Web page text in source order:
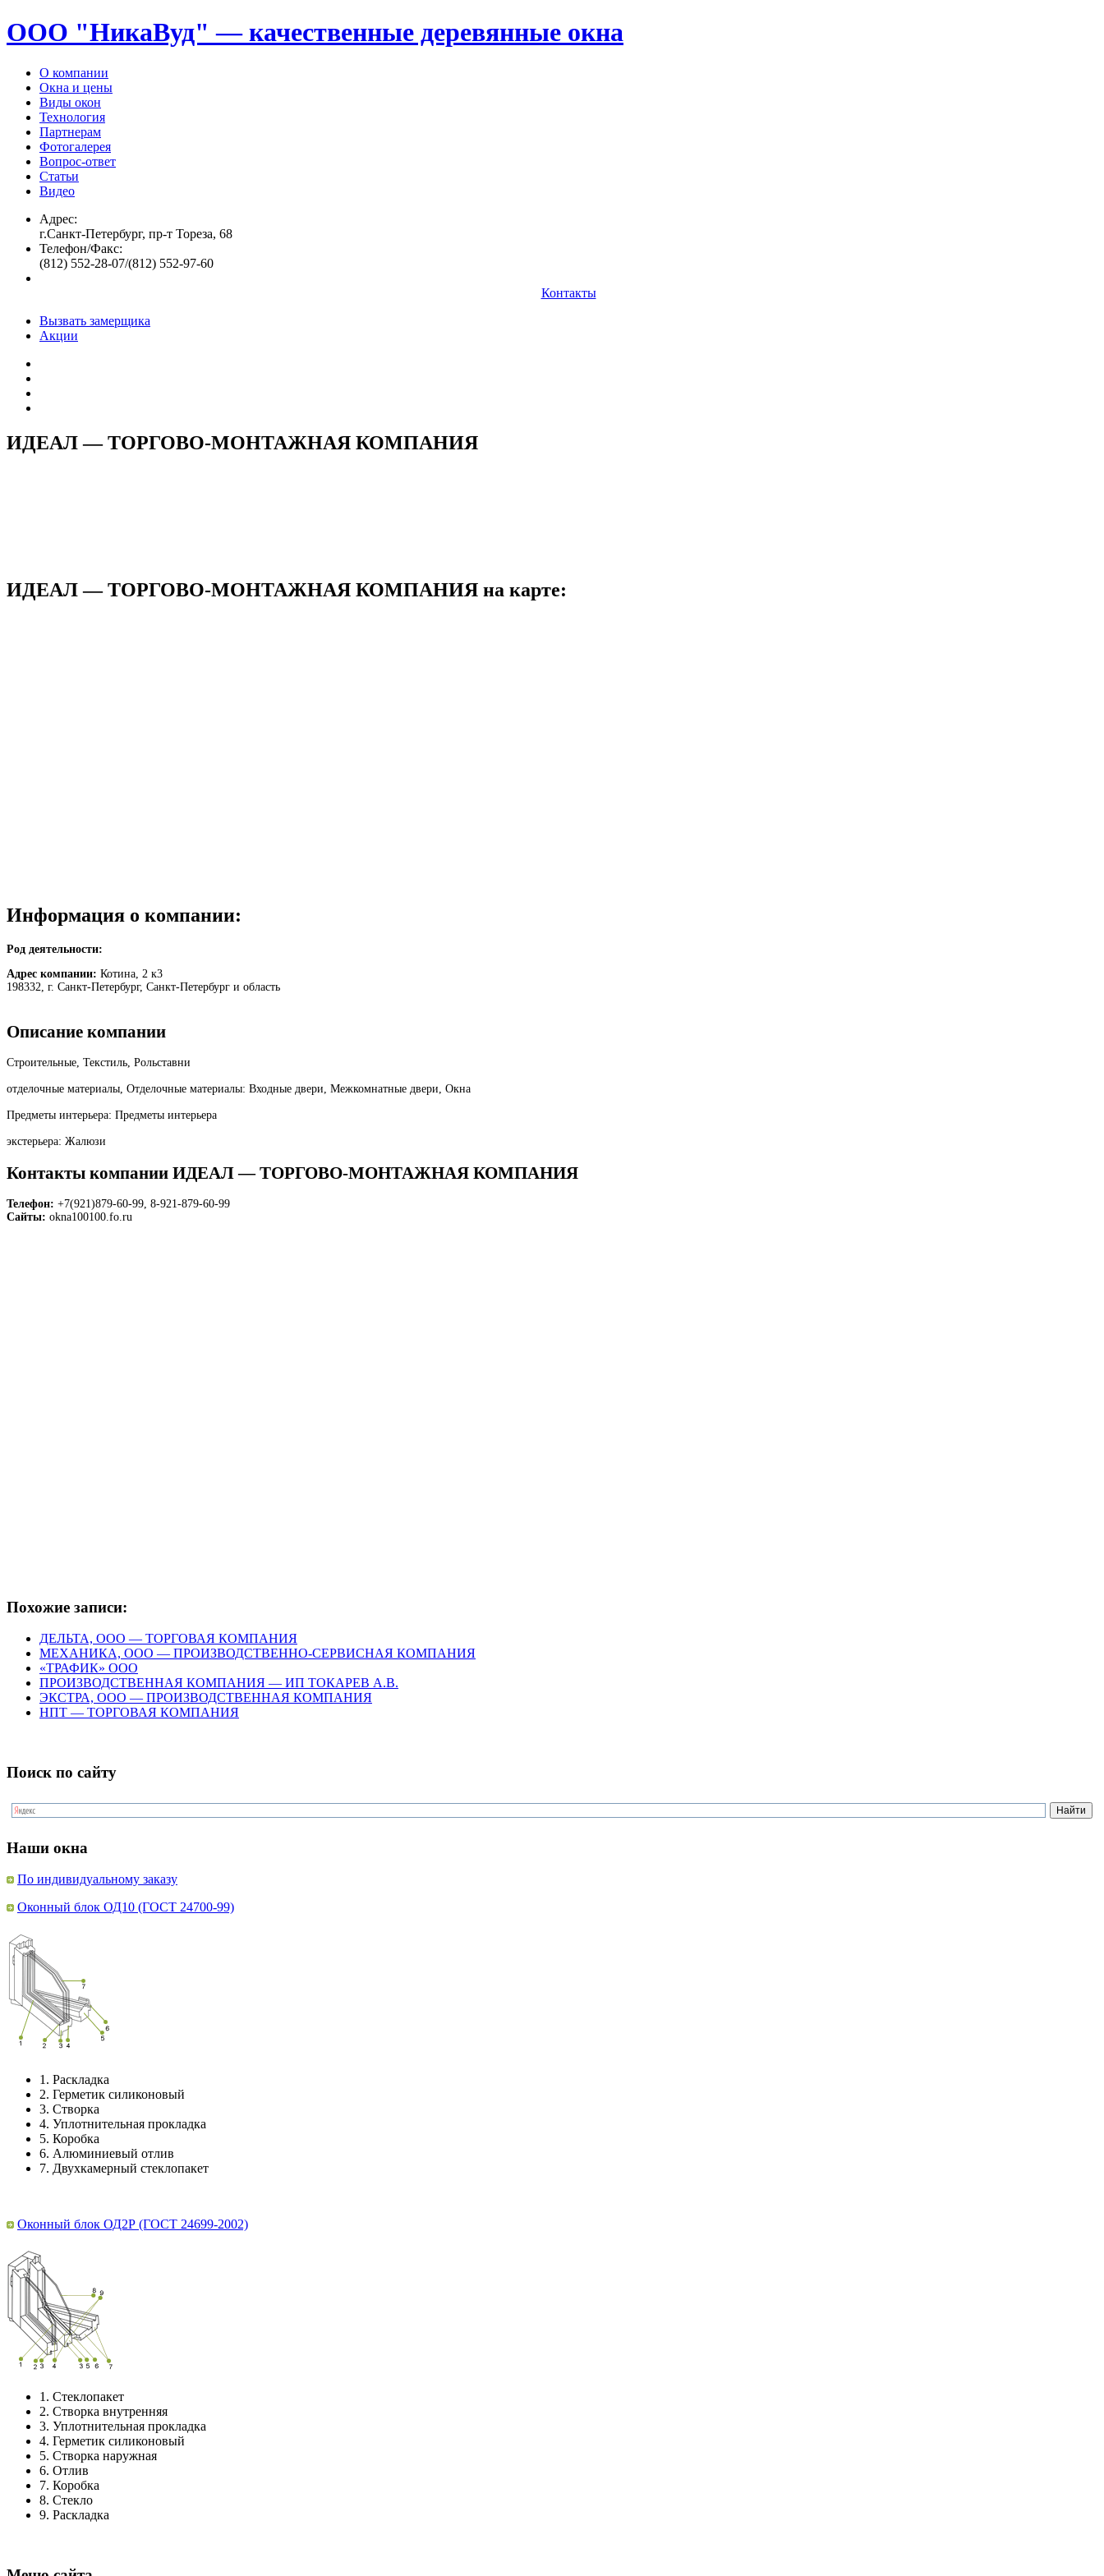
ООО "НикаВуд" — качественные деревянные окна
О компании
Окна и цены
Виды окон
Технология
Партнерам
Фотогалерея
Вопрос-ответ
Статьи
Видео
Адрес:
г.Санкт-Петербург, пр-т Тореза, 68
Телефон/Факс:
(812) 552-28-07/(812) 552-97-60
Контакты
Вызвать замерщика
Акции
ИДЕАЛ — ТОРГОВО-МОНТАЖНАЯ КОМПАНИЯ
ИДЕАЛ — ТОРГОВО-МОНТАЖНАЯ КОМПАНИЯ на карте:
Информация о компании:
Род деятельности:
Адрес компании: Котина, 2 к3
198332, г. Санкт-Петербург, Санкт-Петербург и область
Описание компании
Строительные, Текстиль, Рольставни
отделочные материалы, Отделочные материалы: Входные двери, Межкомнатные двери, Окна
Предметы интерьера: Предметы интерьера
экстерьера: Жалюзи
Контакты компании ИДЕАЛ — ТОРГОВО-МОНТАЖНАЯ КОМПАНИЯ
Телефон: +7(921)879-60-99, 8-921-879-60-99
Сайты: okna100100.fo.ru
Похожие записи:
ДЕЛЬТА, ООО — ТОРГОВАЯ КОМПАНИЯ
МЕХАНИКА, ООО — ПРОИЗВОДСТВЕННО-СЕРВИСНАЯ КОМПАНИЯ
«ТРАФИК» ООО
ПРОИЗВОДСТВЕННАЯ КОМПАНИЯ — ИП ТОКАРЕВ А.В.
ЭКСТРА, ООО — ПРОИЗВОДСТВЕННАЯ КОМПАНИЯ
НПТ — ТОРГОВАЯ КОМПАНИЯ
Поиск по сайту
Наши окна
По индивидуальному заказу
Оконный блок ОД10 (ГОСТ 24700-99)
1. Раскладка
2. Герметик силиконовый
3. Створка
4. Уплотнительная прокладка
5. Коробка
6. Алюминиевый отлив
7. Двухкамерный стеклопакет
Оконный блок ОД2Р (ГОСТ 24699-2002)
1. Стеклопакет
2. Створка внутренняя
3. Уплотнительная прокладка
4. Герметик силиконовый
5. Створка наружная
6. Отлив
7. Коробка
8. Стекло
9. Раскладка